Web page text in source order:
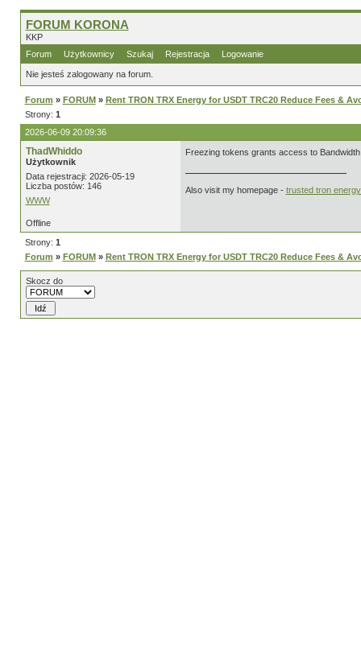
FORUM KORONA
KKP
Forum
Użytkownicy Szukaj Rejestracja Logowanie
Nie jesteś zalogowany na forum.
Forum » FORUM » Rent TRON TRX Energy for USDT TRC20 Reduce Fees &
Strony: 1
2026-06-09 20:09:36
ThadWhiddo
Użytkownik
Data rejestracji: 2026-05-19
Liczba postów: 146
WWW
Freezing tokens grants access to
Also visit my homepage - trusted tron
Offline
Strony: 1
Forum » FORUM » Rent TRON TRX Energy for USDT TRC20 Reduce Fees &
Skocz do